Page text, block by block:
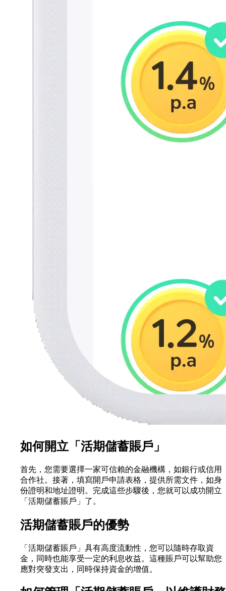
如何開立「活期儲蓄賬戶」
首先，您需要選擇一家可信賴的金融機構，如銀行或信用
合作社。接著，填寫開戶申請表格，提供所需文件，如身
份證明和地址證明。完成這些步驟後，您就可以成功開立
「活期儲蓄賬戶」了。
活期儲蓄賬戶的優勢
「活期儲蓄賬戶」具有高度流動性，您可以隨時存取資
金，同時也能享受一定的利息收益。這種賬戶可以幫助您
應對突發支出，同時保持資金的增值。